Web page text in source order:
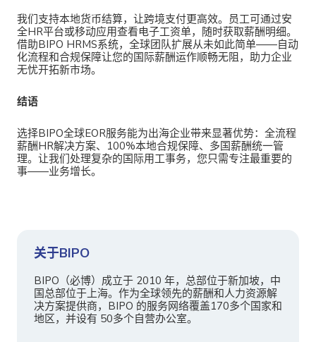
我们支持本地货币结算，让跨境支付更高效。员工可通过安
全HR平台或移动应用查看电子工资单，随时获取薪酬明细。
借助BIPO HRMS系统，全球团队扩展从未如此简单——自动
化流程和合规保障让您的国际薪酬运作顺畅无阻，助力企业
无忧开拓新市场。
结语
选择BIPO全球EOR服务能为出海企业带来显著优势：全流程
薪酬HR解决方案、100%本地合规保障、多国薪酬统一管
理。让我们处理复杂的国际用工事务，您只需专注最重要的
事——业务增长。
关于BIPO
BIPO（必博）成立于 2010 年，总部位于新加坡，中
国总部位于上海。作为全球领先的薪酬和人力资源解
决方案提供商，BIPO 的服务网络覆盖170多个国家和
地区，并设有 50多个自营办公室。